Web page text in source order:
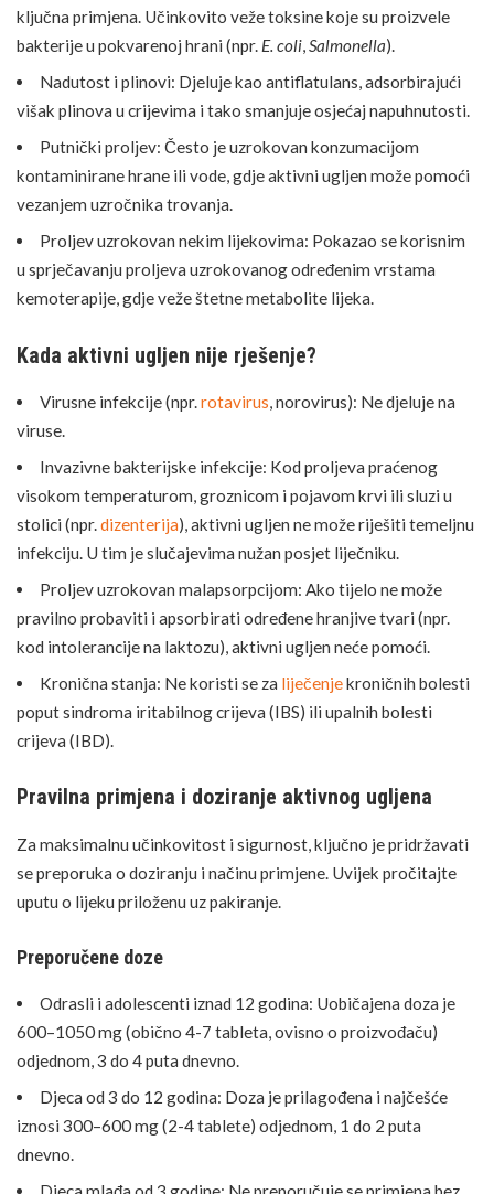
ključna primjena. Učinkovito veže toksine koje su proizvele
bakterije u pokvarenoj hrani (npr. E. coli,Salmonella).
Nadutost i plinovi: Djeluje kao antiflatulans, adsorbirajući
višak plinova u crijevima i tako smanjuje osjećaj napuhnutosti.
Putnički proljev: Često je uzrokovan konzumacijom
kontaminirane hrane ili vode, gdje aktivni ugljen može pomoći
vezanjem uzročnika trovanja.
Proljev uzrokovan nekim lijekovima: Pokazao se korisnim
u sprječavanju proljeva uzrokovanog određenim vrstama
kemoterapije, gdje veže štetne metabolite lijeka.
Kada aktivni ugljen nije rješenje?
Virusne infekcije (npr.rotavirus, norovirus): Ne djeluje na
viruse.
Invazivne bakterijske infekcije: Kod proljeva praćenog
visokom temperaturom, groznicom i pojavom krvi ili sluzi u
stolici (npr.dizenterija), aktivni ugljen ne može riješiti temeljnu
infekciju. U tim je slučajevima nužan posjet liječniku.
Proljev uzrokovan malapsorpcijom: Ako tijelo ne može
pravilno probaviti i apsorbirati određene hranjive tvari (npr.
kod intolerancije na laktozu), aktivni ugljen neće pomoći.
Kronična stanja: Ne koristi se za liječenjekroničnih bolesti
poput sindroma iritabilnog crijeva (IBS) ili upalnih bolesti
crijeva (IBD).
Pravilna primjena i doziranje aktivnog ugljena
Za maksimalnu učinkovitost i sigurnost, ključno je pridržavati
se preporuka o doziranju i načinu primjene. Uvijek pročitajte
uputu o lijeku priloženu uz pakiranje.
Preporučene doze
Odrasli i adolescenti iznad 12 godina: Uobičajena doza je
600–1050 mg (obično 4-7 tableta, ovisno o proizvođaču)
odjednom, 3 do 4 puta dnevno.
Djeca od 3 do 12 godina: Doza je prilagođena i najčešće
iznosi 300–600 mg (2-4 tablete) odjednom, 1 do 2 puta
dnevno.